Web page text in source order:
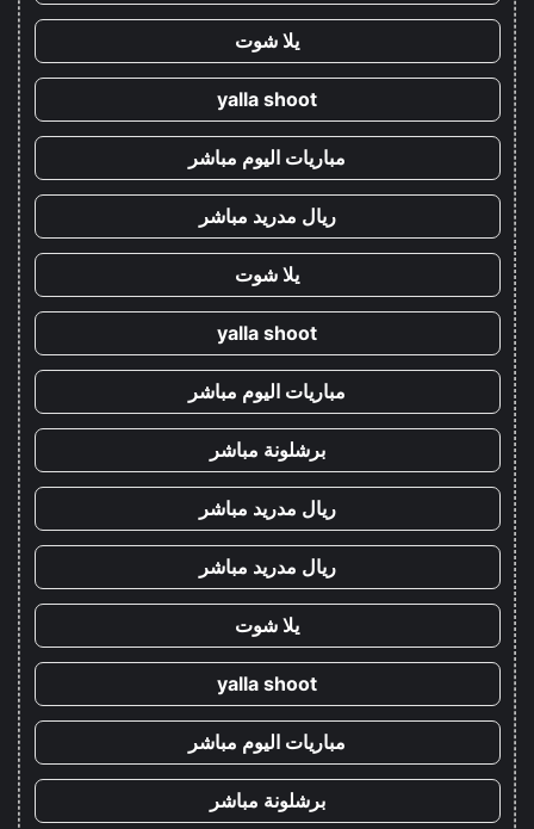
يلا شوت
yalla shoot
مباريات اليوم مباشر
ريال مدريد مباشر
يلا شوت
yalla shoot
مباريات اليوم مباشر
برشلونة مباشر
ريال مدريد مباشر
ريال مدريد مباشر
يلا شوت
yalla shoot
مباريات اليوم مباشر
برشلونة مباشر